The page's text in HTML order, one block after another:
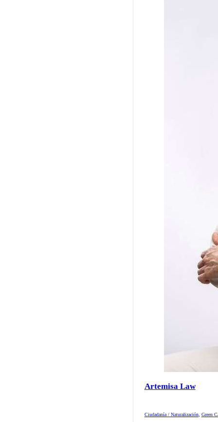
Artemisa Law
Ciudadanía / Naturalización, Green